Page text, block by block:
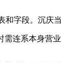
段。沉庆
系本身营